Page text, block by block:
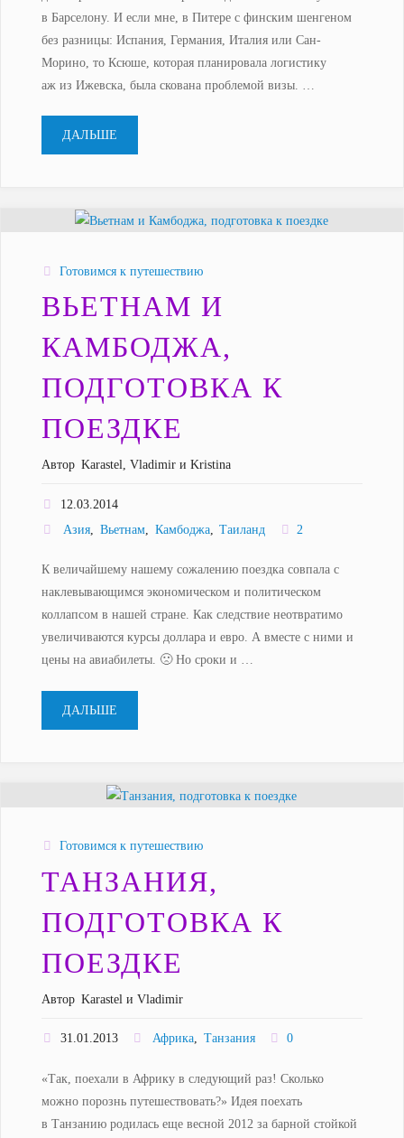
в Барселону. И если мне, в Питере с финским шенгеном
без разницы: Испания, Германия, Италия или Сан-
Морино, то Ксюше, которая планировала логистику
аж из Ижевска, была скована проблемой визы. …
ДАЛЬШЕ"Италия,
Готовимся к путешествию
ВЬЕТНАМ И
КАМБОДЖА,
ПОДГОТОВКА К
ПОЕЗДКЕ
Автор Karastel, Vladimir и Kristina
12.03.2014
Азия, Вьетнам, Камбоджа, Таиланд 2
К величайшему нашему сожалению поездка совпала с
наклевывающимся экономическом и политическом
коллапсом в нашей стране. Как следствие неотвратимо
увеличиваются курсы доллара и евро. А вместе с ними и
цены на авиабилеты. 🙁 Но сроки и …
ДАЛЬШЕ"Вьетнам
Камбоджа,
Готовимся к путешествию
ТАНЗАНИЯ,
ПОДГОТОВКА К
ПОЕЗДКЕ
Автор Karastel и Vladimir
31.01.2013 Африка, Танзания 0
«Так, поехали в Африку в следующий раз! Сколько
можно порознь путешествовать?» Идея поехать
в Танзанию родилась еще весной 2012 за барной стойкой